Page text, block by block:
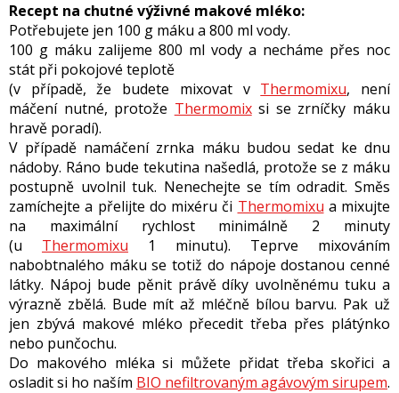
Recept na chutné výživné makové mléko:
Potřebujete jen 100 g máku a 800 ml vody.
100 g máku zalijeme 800 ml vody a necháme přes noc
stát při pokojové teplotě
(v případě, že budete mixovat v Thermomixu, není
máčení nutné, protože Thermomixsi se zrníčky máku
hravě poradí).
V případě namáčení zrnka máku budou sedat ke dnu
nádoby. Ráno bude tekutina našedlá, protože se z máku
postupně uvolnil tuk. Nenechejte se tím odradit. Směs
zamíchejte a přelijte do mixéru či Thermomixu a mixujte
na maximální rychlost minimálně 2 minuty
(u Thermomixu 1 minutu). Teprve mixováním
nabobtnalého máku se totiž do nápoje dostanou cenné
látky. Nápoj bude pěnit právě díky uvolněnému tuku a
výrazně zbělá. Bude mít až mléčně bílou barvu. Pak už
jen zbývá makové mléko přecedit třeba přes plátýnko
nebo punčochu.
Do makového mléka si můžete přidat třeba skořici a
osladit si ho naším BIO nefiltrovaným agávovým sirupem.